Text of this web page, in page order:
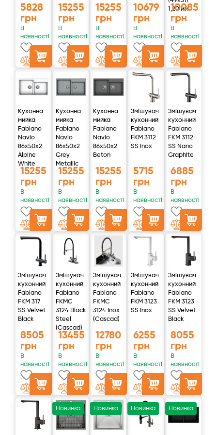
До речі, фільтр зворотного осмосу буде гарним рішенням,
щоб мінімізувати контакти з навколишнім світом на час
карантину, наведемо нижче відео про те, як встановити
фільтр і змінювати картриджі самостійно.
Характеристики
Значення
Тиск на вході для фільтра без помпи, атм 3–6
Конверсія, % 10 – 20
Температура вхідної води, °С +4… +30
Вага фільтра, кг
Допустима температура навколишнього
середовища, °С
+5…+40
Зовнішнє підключення до водопроводу Різьбове, 1/2"
Габаритні розміри фільтра, В х Ш х Г, мм 420х410х150
Габаритні розміри бака, В х Ш х Г, мм 350х260х260
Комплектація
Корпус фільтра з кріпленням
Комплект картриджів попереднього очищення (3
картриджі)
Мембрана зворотного осмосу
5828
грн
В
наявності
15255
грн
В
наявності
15255
грн
В
наявності
10679
грн
В
наявності
1,20 мм
10085
грн
В
наявності
Кухонна
мийка
Fabiano
Navio
86x50x2
Alpine
White
15255
грн
В
наявності
Кухонна
мийка
Fabiano
Navio
86x50x2
Grey
Metallic
15255
грн
В
наявності
Кухонна
мийка
Fabiano
Navio
86x50x2
Beton
15255
грн
В
наявності
Змішувач
кухонний
Fabiano
FKM 3112
SS Inox
5715
грн
В
наявності
Змішувач
кухонний
Fabiano
FKM 3112
SS Nano
Graphite
6885
грн
В
наявності
Змішувач
кухонний
Fabiano
FKM 317
SS Velvet
Black
8505
грн
В
наявності
Змішувач
кухонний
Fabiano
FKMC
3124 Black
Steel
(Cascad)
13455
грн
В
наявності
Змішувач
кухонний
Fabiano
FKMC
3124 Inox
(Cascad)
12780
грн
В
наявності
Змішувач
кухонний
Fabiano
FKM 3123
SS Inox
6255
грн
В
наявності
Змішувач
кухонний
Fabiano
FKM 3123
SS Velvet
Black
8055
грн
В
наявності
Новинка Новинка Новинка Новинка